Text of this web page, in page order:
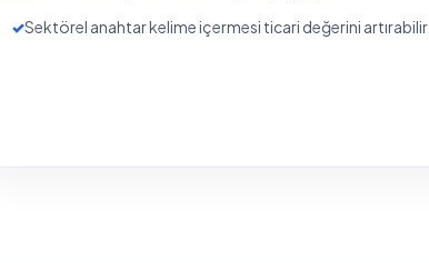
✓Sektörel anahtar kelime içermesi ticari değerini artırabilir.